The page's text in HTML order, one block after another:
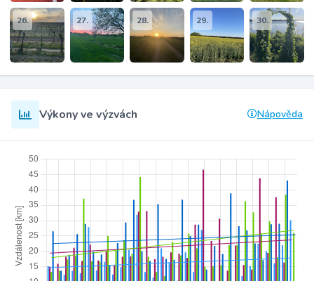
26. 27. 28. 29. 30.
Výkony ve výzvách Nápověda